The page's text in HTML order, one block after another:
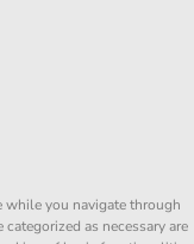
while you navigate through
as necessary are